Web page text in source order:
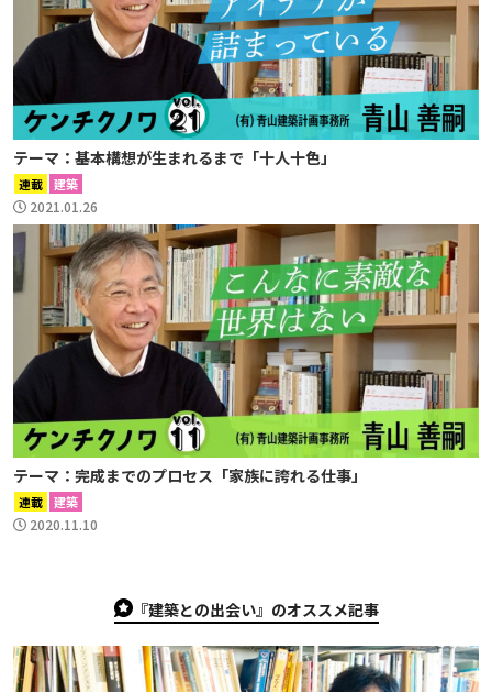
テーマ：基本構想が生まれるまで「十人十色」
連載 建築
2021.01.26
テーマ：完成までのプロセス「家族に誇れる仕事」
連載 建築
2020.11.10
『建築との出会い』のオススメ記事